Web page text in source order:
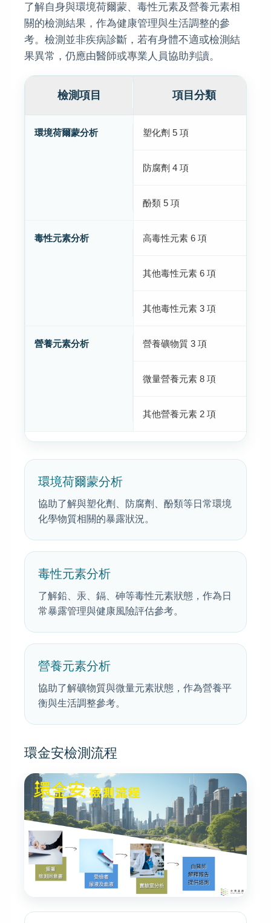
了解自身與環境荷爾蒙、毒性元素及營養元素相
關的檢測結果，作為健康管理與生活調整的參
考。檢測並非疾病診斷，若有身體不適或檢測結
果異常，仍應由醫師或專業人員協助判讀。
檢測項目 項目分類
環境荷爾蒙分析 塑化劑 5 項
防腐劑 4 項
酚類 5 項
毒性元素分析 高毒性元素 6 項
其他毒性元素 6 項
其他毒性元素 3 項
營養元素分析 營養礦物質 3 項
微量營養元素 8 項
其他營養元素 2 項
環境荷爾蒙分析
協助了解與塑化劑、防腐劑、酚類等日常環境
化學物質相關的暴露狀況。
毒性元素分析
了解鉛、汞、鎘、砷等毒性元素狀態，作為日
常暴露管理與健康風險評估參考。
營養元素分析
協助了解礦物質與微量元素狀態，作為營養平
衡與生活調整參考。
環金安檢測流程